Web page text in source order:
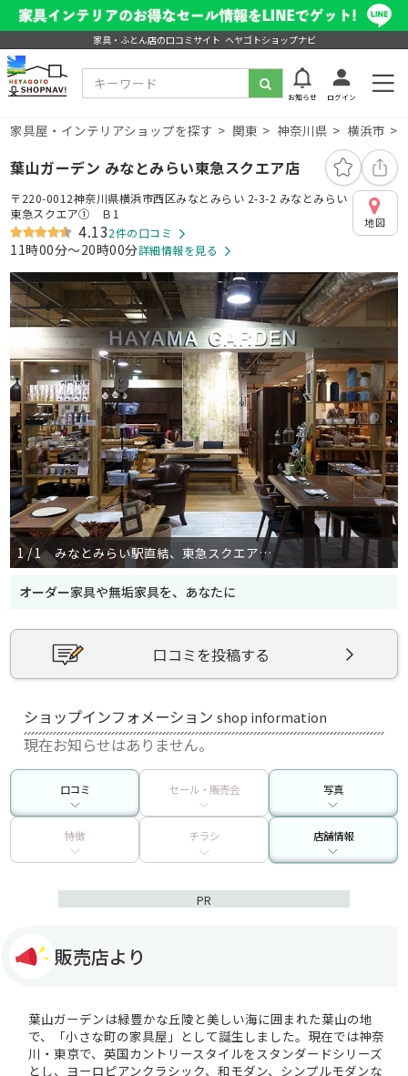
家具・ふとん店の口コミサイト ヘヤゴトショップナビ
お知らせ ログイン
家具屋・インテリアショップを探す 関東 神奈川県 横浜市
葉山ガーデン みなとみらい東急スクエア店
〒220-0012神奈川県横浜市西区みなとみらい 2-3-2 みなとみらい
東急スクエア① Ｂ1
4.132件の口コミ
11時00分～20時00分詳細情報を見る
地図
1 / 1 みなとみらい駅直結、東急スクエアの地下１階に店舗がございます。 クラシックから、モダン、ナチュラルなど様々なテイストの家具をご提案しております。
オーダー家具や無垢家具を、あなたに
口コミを投稿する
ショップインフォメーションshop information
現在お知らせはありません。
口コミ セール・販売会 写真
特徴 チラシ 店舗情報
PR
販売店より
葉山ガーデンは緑豊かな丘陵と美しい海に囲まれた葉山の地
で、「小さな町の家具屋」として誕生しました。現在では神奈
川・東京で、英国カントリースタイルをスタンダードシリーズ
とし、ヨーロピアンクラシック、和モダン、シンプルモダンな